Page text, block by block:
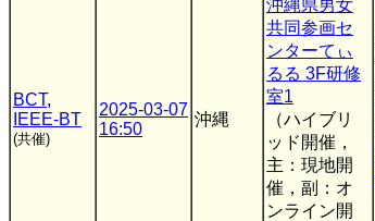
BCT,
IEEE-BT
(共催)
2025-03-07
16:50
沖縄
沖縄県男女
共同参画セ
ンターてぃ
るる 3F研修
室1
（ハイブリ
ッド開催，
主：現地開
催，副：オ
ンライン開